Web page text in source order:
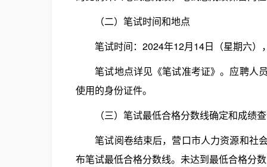
（二）笔试时间和地点
笔试时间：2024年12月14日（星期六）
笔试地点详见《笔试准考证》。应聘人
使用的身份证件。
（三）笔试最低合格分数线确定和成绩
笔试阅卷结束后，营口市人力资源和社
布笔试最低合格分数线。未达到最低合格分